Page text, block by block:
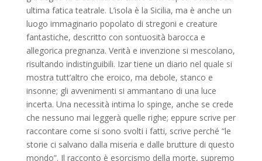
ultima fatica teatrale. L’isola è la Sicilia, ma è anche un
luogo immaginario popolato di stregoni e creature
fantastiche, descritto con sontuosità barocca e
allegorica pregnanza. Verità e invenzione si mescolano,
risultando indistinguibili. Izar tiene un diario nel quale si
mostra tutt’altro che eroico, ma debole, stanco e
insonne; gli avvenimenti si ammantano di una luce
incerta. Una necessità intima lo spinge, anche se crede
che nessuno mai leggerà quelle righe; eppure scrive per
raccontare come si sono svolti i fatti, scrive perché “le
storie ci salvano dalla miseria e dalle brutture di questo
mondo”. Il racconto è esorcismo della morte, supremo